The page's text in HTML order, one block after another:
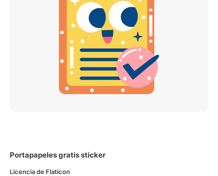
Portapapeles gratis sticker
Licencia de Flaticon